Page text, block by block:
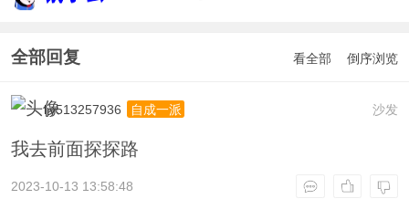
全部回复 看全部 倒序浏览
沙发
ljy513257936 自成一派
我去前面探探路
2023-10-13 13:58:48